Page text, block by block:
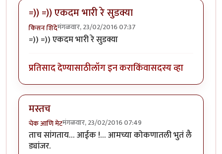
=)) =)) एकदम भारी रे सुडक्या
किसन शिंदेमंगळवार, 23/02/2016 07:37
=)) =)) एकदम भारी रे सुडक्या
प्रतिसाद देण्यासाठीलॉग इन कराकिंवासदस्य व्हा
मस्तच
चेक आणि मेटमंगळवार, 23/02/2016 07:49
ताच सांगताय… आईक !… आमच्या कोकणातली भुतं लै
ड्यांजर.